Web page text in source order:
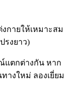
กายให้เหมาะสม
รงยาว)
แตกต่างกัน หาก
างใหม่ ลองเยี่ยม